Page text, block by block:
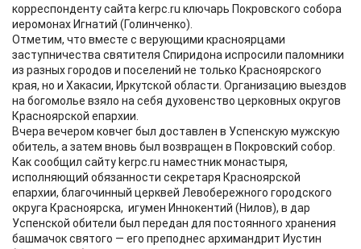
корреспонденту сайта kerpc.ru ключарь Покровского собора
иеромонах Игнатий (Голинченко).
Отметим, что вместе с верующими красноярцами
заступничества святителя Спиридона испросили паломники
из разных городов и поселений не только Красноярского
края, но и Хакасии, Иркутской области. Организацию выездов
на богомолье взяло на себя духовенство церковных округов
Красноярской епархии.
Вчера вечером ковчег был доставлен в Успенскую мужскую
обитель, а затем вновь был возвращен в Покровский собор.
Как сообщил сайту kerpc.ru наместник монастыря,
исполняющий обязанности секретаря Красноярской
епархии, благочинный церквей Левобережного городского
округа Красноярска, игумен Иннокентий (Нилов), в дар
Успенской обители был передан для постоянного хранения
башмачок святого — его преподнес архимандрит Иустин